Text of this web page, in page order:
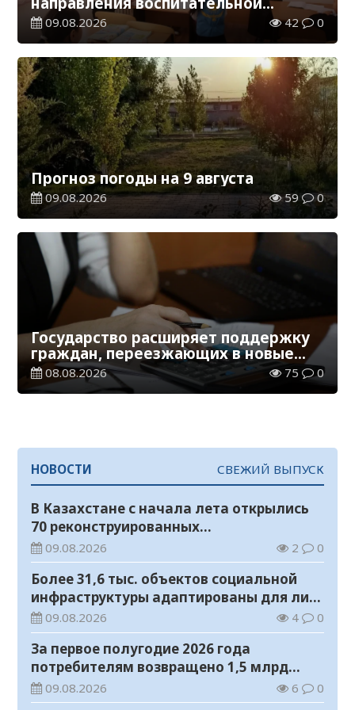
работы в новом учебном году
09.08.2026 42 0
Прогноз погоды на 9 августа
09.08.2026 59 0
Государство расширяет поддержку
граждан, переезжающих в новые
регионы для работы
08.08.2026 75 0
НОВОСТИ СВЕЖИЙ ВЫПУСК
В Казахстане с начала лета открылись
70 реконструированных
железнодорожных вокзалов
09.08.2026 2 0
Более 31,6 тыс. объектов социальной
инфраструктуры адаптированы для лиц
с инвалидностью
09.08.2026 4 0
За первое полугодие 2026 года
потребителям возвращено 1,5 млрд
тенге
09.08.2026 6 0